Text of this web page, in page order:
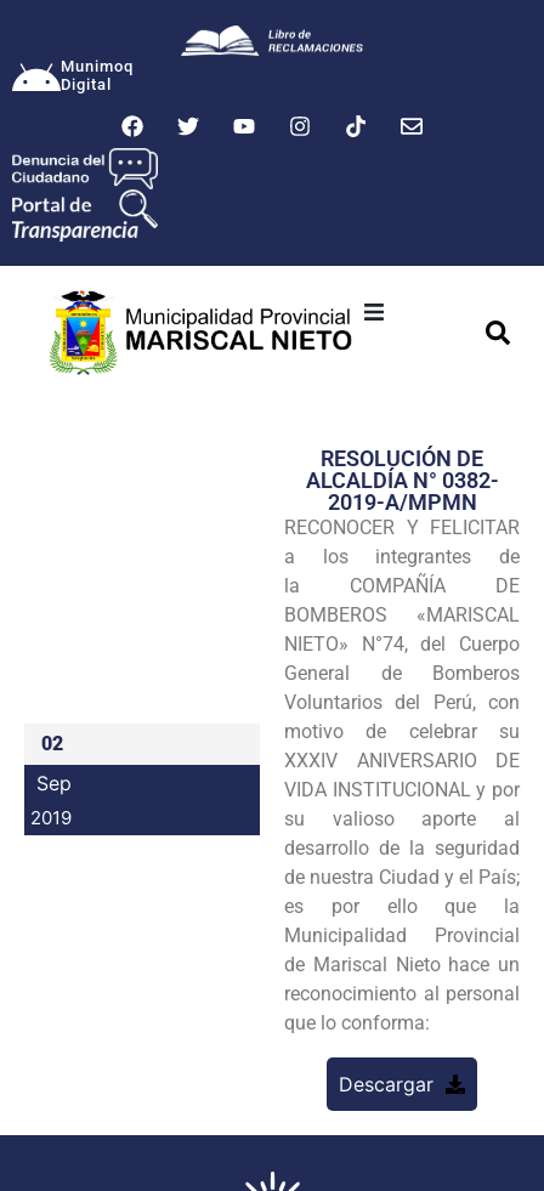
Munimoq
Digital
Transparencia
Seguridad
Programas
Intranet
02
Sep
2019
RESOLUCIÓN DE
ALCALDÍA N° 0382-
2019-A/MPMN
RECONOCER Y FELICITAR
a los integrantes de
la COMPAÑÍA DE
BOMBEROS «MARISCAL
NIETO» N°74, del Cuerpo
General de Bomberos
Voluntarios del Perú, con
motivo de celebrar su
XXXIV ANIVERSARIO DE
VIDA INSTITUCIONAL y por
su valioso aporte al
desarrollo de la seguridad
de nuestra Ciudad y el País;
es por ello que la
Municipalidad Provincial
de Mariscal Nieto hace un
reconocimiento al personal
que lo conforma:
Descargar